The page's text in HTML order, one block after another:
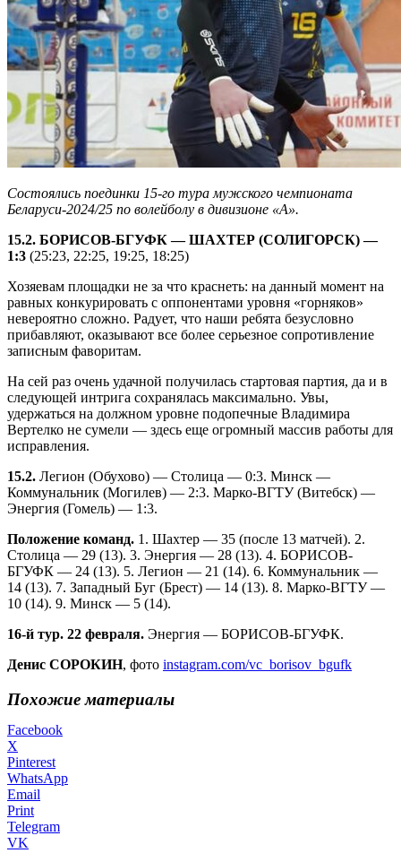
Состоялись поединки 15-го тура мужского чемпионата
Беларуси-2024/25 по волейболу в дивизионе «А».
15.2. БОРИСОВ-БГУФК — ШАХТЕР (СОЛИГОРСК) —
1:3 (25:23, 22:25, 19:25, 18:25)
Хозяевам площадки не за что краснеть: на данный момент на
равных конкурировать с оппонентами уровня «горняков»
невероятно сложно. Радует, что наши ребята безусловно
прибавляют, оказывают все более серьезное сопротивление
записным фаворитам.
На сей раз очень удачной получилась стартовая партия, да и в
следующей интрига сохранялась максимально. Увы,
удержаться на должном уровне подопечные Владимира
Вертелко не сумели — здесь еще огромный массив работы для
исправления.
15.2. Легион (Обухово) — Столица — 0:3. Минск —
Коммунальник (Могилев) — 2:3. Марко-ВГТУ (Витебск) —
Энергия (Гомель) — 1:3.
Положение команд. 1. Шахтер — 35 (после 13 матчей). 2.
Столица — 29 (13). 3. Энергия — 28 (13). 4. БОРИСОВ-
БГУФК — 24 (13). 5. Легион — 21 (14). 6. Коммунальник —
14 (13). 7. Западный Буг (Брест) — 14 (13). 8. Марко-ВГТУ —
10 (14). 9. Минск — 5 (14).
16-й тур. 22 февраля. Энергия — БОРИСОВ-БГУФК.
Денис СОРОКИН, фото instagram.com/vc_borisov_bgufk
Похожие материалы
Facebook
X
Pinterest
WhatsApp
Email
Print
Telegram
VK